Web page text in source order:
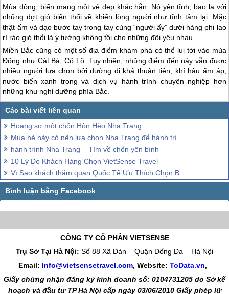
Mùa đông, biển mang một vẻ đẹp khác hẳn. Nó yên tĩnh, bao la với
những đợt gió biển thổi về khiến lòng người như tĩnh tâm lại. Mặc
thật ấm và dạo bước tay trong tay cùng “người ấy” dưới hàng phi lao
rì rào gió thổi là ý tưởng không tồi cho những đôi yêu nhau.
Miền Bắc cũng có một số địa điểm khám phá có thể lui tới vào mùa
Đông như Cát Bà, Cô Tô. Tuy nhiên, những điểm đến này vẫn được
nhiều người lựa chọn bởi đường đi khá thuận tiện, khí hậu ấm áp,
nước biển xanh trong và dịch vụ hành trình chuyên nghiệp hơn
những khu nghỉ dưỡng phía Bắc.
Hoang sơ một chốn Hòn Hèo Nha Trang
Mùa hè này có nên lựa chọn Nha Trang để hành trình?
hành trình Nha Trang – Tìm về chốn yên bình
10 Lý Do Khách Hàng Chọn VietSense Travel
Vì Sao khách thăm quan Quốc Tế Ưu Thích Chọn Biển Khi Đến Việt Nam
CÔNG TY CỔ PHẦN VIETSENSE
Trụ Sở Tại Hà Nội: Số 88 Xã Đàn – Quận Đống Đa – Hà Nội
Email: Info@vietsensetravel.com, Website: ToData.vn,
Giấy chứng nhận đăng ký kinh doanh số: 0104731205 do Sở kế
hoạch và đầu tư TP Hà Nội cấp ngày 03/06/2010 Giấy phép lữ